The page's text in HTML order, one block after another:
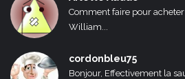
Comment faire pour
William...
cordonbleu75
Bonjour, Effectivement la